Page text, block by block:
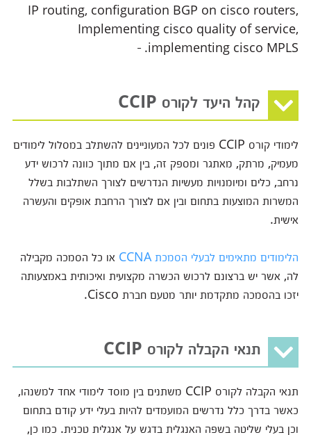
IP routing, configuration BGP on cisco routers,
Implementing cisco quality of service,
implementing cisco MPLS.
קהל היעד לקורס CCIP
לימודי קורס CCIP פונים לכל המעוניינים להשתלב במסלול לימודים
מעמיק, מרתק, מאתגר ומספק זה, בין אם מתוך כוונה לרכוש ידע
נרחב, כלים ומיומנויות מעשיות הנדרשים לצורך השתלבות בשלל
המשרות המוצעות בתחום ובין אם לצורך הרחבת אופקים והעשרה
אישית.
הלימודים מתאימים לבעלי הסמכת CCNA
או כל הסמכה מקבילה
לה, אשר יש ברצונם לרכוש הכשרה מקצועית ואיכותית באמצעותה
יזכו בהסמכה מתקדמת יותר מטעם חברת Cisco.
תנאי הקבלה לקורס CCIP
תנאי הקבלה לקורס CCIP משתנים בין מוסד לימודי אחד למשנהו,
כאשר בדרך כלל נדרשים המועמדים להיות בעלי ידע קודם בתחום
וכן בעלי שליטה בשפה האנגלית בדגש על אנגלית טכנית. כמו כן,